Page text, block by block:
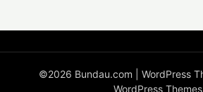
©2026 Bundau.com | WordPress
WordPress Themes